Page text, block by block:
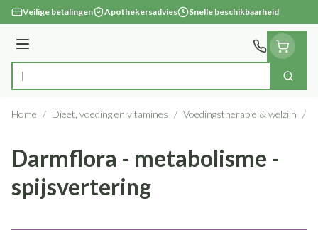
Ga naar de inhoud
Veilige betalingen Apothekersadvies Snelle beschikbaarheid
Menu
Product, merk, categorie... Zoek
Home / Dieet, voeding en vitamines / Voedingstherapie & welzijn /
Darmflora - metabolisme -
spijsvertering